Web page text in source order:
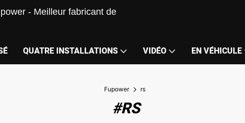
- Meilleur fabricant de
QUATRE INSTALLATIONS VIDÉO EN VÉHICULE
Fupower rs
#RS